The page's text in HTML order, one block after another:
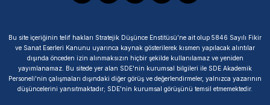
Bu site içeriğinin telif hakları Stratejik Düşünce Enstitüsü’ne ait olup 5846 Sayılı Fikir
ve Sanat Eserleri Kanunu uyarınca kaynak gösterilerek kısmen yapılacak alıntılar
dışında önceden izin alınmaksızın hiçbir şekilde kullanılamaz ve yeniden
yayımlanamaz. Bu sitede yer alan SDE'nin kurumsal bilgileri ile SDE Akademik
Personeli'nin çalışmaları dışındaki diğer görüş ve değerlendirmeler, yalnızca yazarının
düşüncelerini yansıtmaktadır; SDE'nin kurumsal görüşünü temsil etmemektedir.